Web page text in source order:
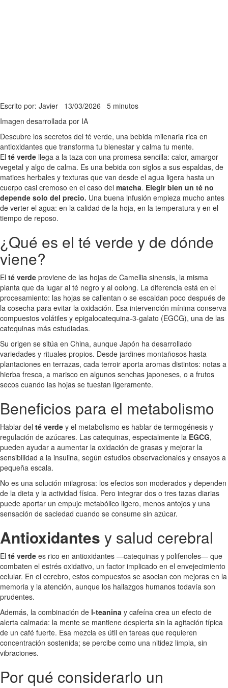
Escrito por: Javier 13/03/2026 5 minutos
Imagen desarrollada por IA
Descubre los secretos del té verde, una bebida milenaria rica en
antioxidantes que transforma tu bienestar y calma tu mente.
El té verde llega a la taza con una promesa sencilla: calor, amargor
vegetal y algo de calma. Es una bebida con siglos a sus espaldas, de
matices herbales y texturas que van desde el agua ligera hasta un
cuerpo casi cremoso en el caso del matcha. Elegir bien un té no
depende solo del precio. Una buena infusión empieza mucho antes
de verter el agua: en la calidad de la hoja, en la temperatura y en el
tiempo de reposo.
¿Qué es el té verde y de dónde
viene?
El té verde proviene de las hojas de Camellia sinensis, la misma
planta que da lugar al té negro y al oolong. La diferencia está en el
procesamiento: las hojas se calientan o se escaldan poco después de
la cosecha para evitar la oxidación. Esa intervención mínima conserva
compuestos volátiles y epigalocatequina-3-galato (EGCG), una de las
catequinas más estudiadas.
Su origen se sitúa en China, aunque Japón ha desarrollado
variedades y rituales propios. Desde jardines montañosos hasta
plantaciones en terrazas, cada terroir aporta aromas distintos: notas a
hierba fresca, a marisco en algunos senchas japoneses, o a frutos
secos cuando las hojas se tuestan ligeramente.
Beneficios para el metabolismo
Hablar del té verde y el metabolismo es hablar de termogénesis y
regulación de azúcares. Las catequinas, especialmente la EGCG,
pueden ayudar a aumentar la oxidación de grasas y mejorar la
sensibilidad a la insulina, según estudios observacionales y ensayos a
pequeña escala.
No es una solución milagrosa: los efectos son moderados y dependen
de la dieta y la actividad física. Pero integrar dos o tres tazas diarias
puede aportar un empuje metabólico ligero, menos antojos y una
sensación de saciedad cuando se consume sin azúcar.
Antioxidantes y salud cerebral
El té verde es rico en antioxidantes —catequinas y polifenoles— que
combaten el estrés oxidativo, un factor implicado en el envejecimiento
celular. En el cerebro, estos compuestos se asocian con mejoras en la
memoria y la atención, aunque los hallazgos humanos todavía son
prudentes.
Además, la combinación de l-teanina y cafeína crea un efecto de
alerta calmada: la mente se mantiene despierta sin la agitación típica
de un café fuerte. Esa mezcla es útil en tareas que requieren
concentración sostenida; se percibe como una nitidez limpia, sin
vibraciones.
Por qué considerarlo un